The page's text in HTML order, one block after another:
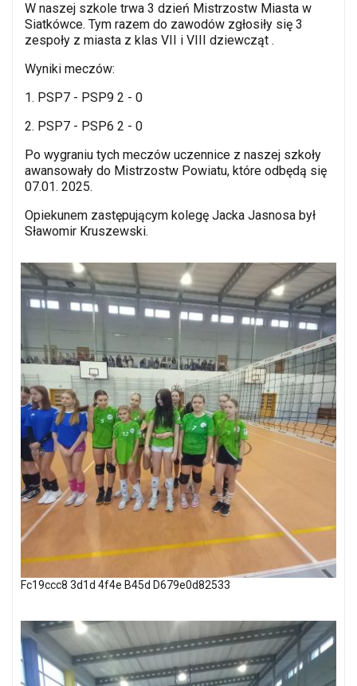
W naszej szkole trwa 3 dzień Mistrzostw Miasta w
Siatkówce. Tym razem do zawodów zgłosiły się 3
zespoły z miasta z klas VII i VIII dziewcząt .
Wyniki meczów:
1. PSP7 - PSP9 2 - 0
2. PSP7 - PSP6 2 - 0
Po wygraniu tych meczów uczennice z naszej szkoły
awansowały do Mistrzostw Powiatu, które odbędą się
07.01. 2025.
Opiekunem zastępującym kolegę Jacka Jasnosa był
Sławomir Kruszewski.
Fc19ccc8 3d1d 4f4e B45d D679e0d82533